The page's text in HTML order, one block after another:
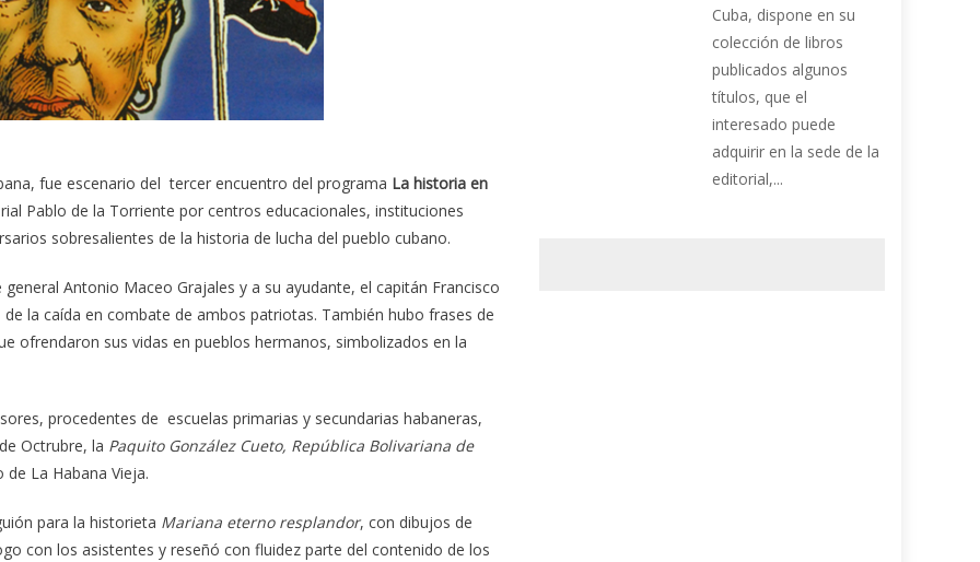
fue escenario del tercer encuentro del programa La historia en
Pablo de la Torriente por centros educacionales, instituciones
sobresalientes de la historia de lucha del pueblo cubano.
Antonio Maceo Grajales y a su ayudante, el capitán Francisco
la caída en combate de ambos patriotas. También hubo frases de
ofrendaron sus vidas en pueblos hermanos, simbolizados en la
procedentes de escuelas primarias y secundarias habaneras,
Octrubre, la Paquito González Cueto, República Bolivariana de
La Habana Vieja.
para la historieta Mariana eterno resplandor, con dibujos de
con los asistentes y reseñó con fluidez parte del contenido de los
Cuba, dispone en su
colección de libros
publicados algunos
títulos, que el
interesado puede
adquirir en la sede de la
editorial,...